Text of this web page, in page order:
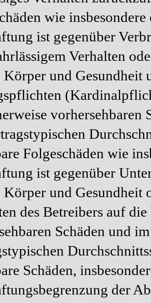
wie
ist gegenüber
Verhalten
Körper und Gesundheit
vorhersehbaren
Folgeschäden wie
ist gegenüber
Körper und Gesundheit
des Betreibers auf
Schäden und
Schäden,
der